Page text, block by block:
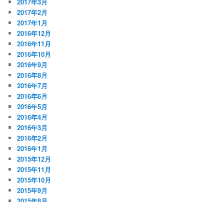
2017年2月
2017年1月
2016年12月
2016年11月
2016年10月
2016年9月
2016年8月
2016年7月
2016年6月
2016年5月
2016年4月
2016年3月
2016年2月
2016年1月
2015年12月
2015年11月
2015年10月
2015年9月